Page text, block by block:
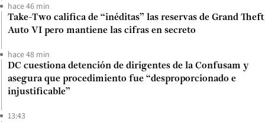
hace 46 min
Take-Two califica de “inéditas” las reservas de Grand Theft
Auto VI pero mantiene las cifras en secreto
hace 48 min
DC cuestiona detención de dirigentes de la Confusam y
asegura que procedimiento fue “desproporcionado e
injustificable”
13:43